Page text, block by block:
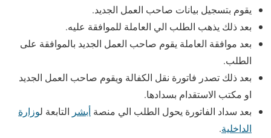
يقوم بتسجيل بيانات صاحب العمل الجديد.
بعد ذلك يذهب الطلب الي العاملة للموافقة عليه.
بعد موافقة العاملة يقوم صاحب العمل الجديد بالموافقة على
الطلب.
بعد ذلك تصدر فاتورة نقل الكفالة ويقوم صاحب العمل الجديد
او مكتب الاستقدام بسدادها.
بعد سداد الفاتورة يحول الطلب الي منصة أبشر التابعة لوزارة
الداخلية.